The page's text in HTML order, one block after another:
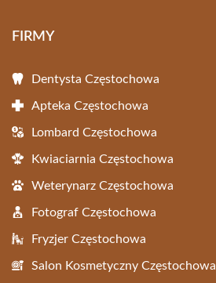
FIRMY
Dentysta Częstochowa
Apteka Częstochowa
Lombard Częstochowa
Kwiaciarnia Częstochowa
Weterynarz Częstochowa
Fotograf Częstochowa
Fryzjer Częstochowa
Salon Kosmetyczny Częstochowa